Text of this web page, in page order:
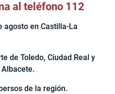
al teléfono 112
agosto en Castilla-La
de Toledo, Ciudad Real y
Albacete.
de la región.